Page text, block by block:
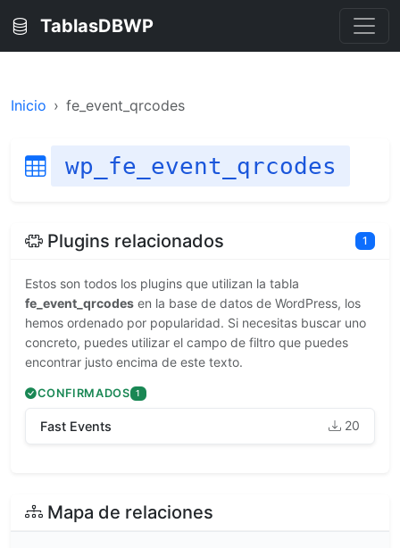
TablasDBWP
Inicio fe_event_qrcodes
wp_fe_event_qrcodes
Plugins relacionados 1
Estos son todos los plugins que utilizan la tabla
fe_event_qrcodes en la base de datos de WordPress, los
hemos ordenado por popularidad. Si necesitas buscar uno
concreto, puedes utilizar el campo de filtro que puedes
encontrar justo encima de este texto.
CONFIRMADOS 1
Fast Events 20
Mapa de relaciones